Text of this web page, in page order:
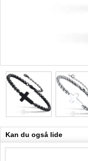
Kan du også lide